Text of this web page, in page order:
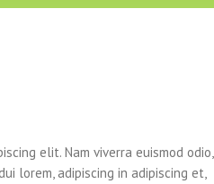
elit. Nam viverra euismod odio,
lorem, adipiscing in adipiscing et,